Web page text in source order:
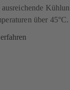
über 45°C.